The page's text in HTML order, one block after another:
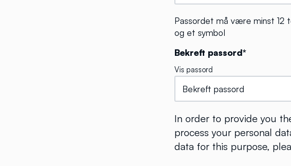
Passordet må være minst 12
og et symbol
Bekreft passord*
Vis passord
In order to provide you
process your personal
data for this purpose,